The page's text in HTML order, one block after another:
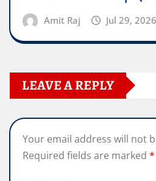
Amit Raj Jul 29, 2026
LEAVE A REPLY
Your email address will not
Required fields are marked *